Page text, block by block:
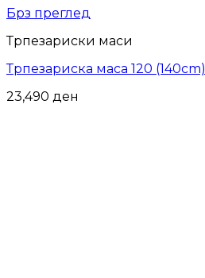
Брз преглед
Трпезариски маси
Трпезариска маса 120 (140cm)
23,490 ден